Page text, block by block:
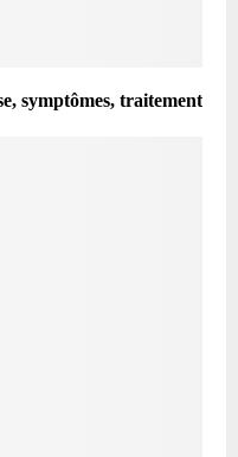
symptômes, traitement